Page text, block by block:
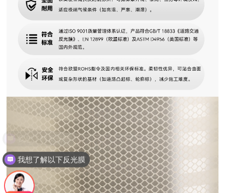
我想了解以下反光膜